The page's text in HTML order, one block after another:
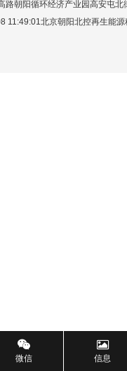
路朝阳循环经济产业园高安屯
11:49:01北京朝阳北控再生能
微信 信息